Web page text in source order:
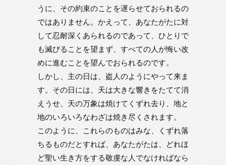
うに、その約束のことを遅らせておられるの
ではありません。かえって、あなたがたに対
して忍耐深くあられるのであって、ひとりで
も滅びることを望まず、すべての人が悔い改
めに進むことを望んでおられるのです。
しかし、主の日は、盗人のようにやって来ま
す。その日には、天は大きな響きをたてて消
えうせ、天の万象は焼けてくずれ去り、地と
地のいろいろなわざは焼き尽くされます。
このように、これらのものはみな、くずれ落
ちるものだとすれば、あなたがたは、どれほ
ど聖い生き方をする敬虔な人でなければなら